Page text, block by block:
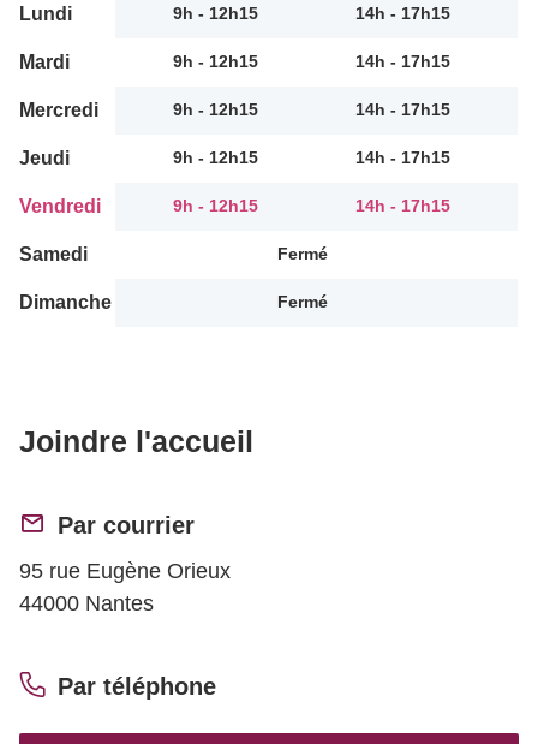
Lundi 9h - 12h15 14h - 17h15
Mardi 9h - 12h15 14h - 17h15
Mercredi 9h - 12h15 14h - 17h15
Jeudi 9h - 12h15 14h - 17h15
Vendredi 9h - 12h15 14h - 17h15
Samedi Fermé
Dimanche Fermé
Joindre l'accueil
Par courrier
95 rue Eugène Orieux
44000 Nantes
Par téléphone